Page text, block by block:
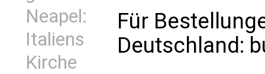
Neapel:
Italiens
Kirche
Für
Deutschland: